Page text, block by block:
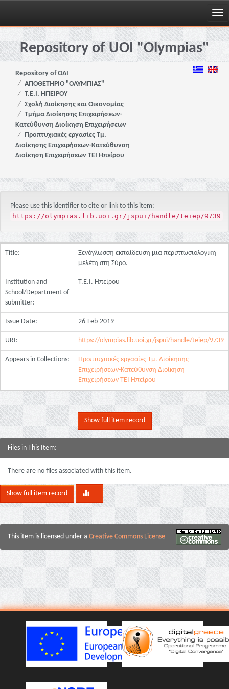
Skip
navigationRepository of UOI "Olympias"
Repository of OAI
ΑΠΟΘΕΤΗΡΙΟ "ΟΛΥΜΠΙΑΣ"
Τ.Ε.Ι. ΗΠΕΙΡΟΥ
Σχολή Διοίκησης και Οικονομίας
Τμήμα Διοίκησης Επιχειρήσεων-
Κατεύθυνση Διοίκηση Επιχειρήσεων
Προπτυχιακές εργασίες Τμ.
Διοίκησης Επιχειρήσεων-Κατεύθυνση
Διοίκηση Επιχειρήσεων ΤΕΙ Ηπείρου
Please use this identifier to cite or link to this item:
https://olympias.lib.uoi.gr/jspui/handle/teiep/9739
Title:
Ξενόγλωσση εκπαίδευση μια περιπτωσιολογική
μελέτη στη Σύρο.
Institution and
School/Department of
submitter:
Τ.Ε.Ι. Ηπείρου
Issue Date: 26-Feb-2019
URI: https://olympias.lib.uoi.gr/jspui/handle/teiep/9739
Appears in Collections:
Προπτυχιακές εργασίες Τμ. Διοίκησης
Επιχειρήσεων-Κατεύθυνση Διοίκηση
Επιχειρήσεων ΤΕΙ Ηπείρου
Show full item record
Files in This Item:
There are no files associated with this item.
Show full item record
This item is licensed under a Creative Commons License